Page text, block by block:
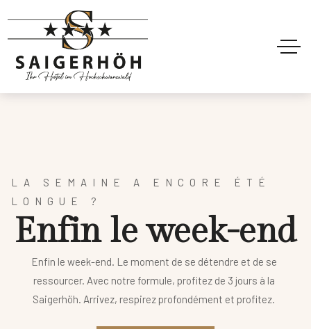
LA SEMAINE A ENCORE ÉTÉ
LONGUE ?
Enfin le week-end
Enfin le week-end. Le moment de se détendre et de se
ressourcer. Avec notre formule, profitez de 3 jours à la
Saigerhöh. Arrivez, respirez profondément et profitez.